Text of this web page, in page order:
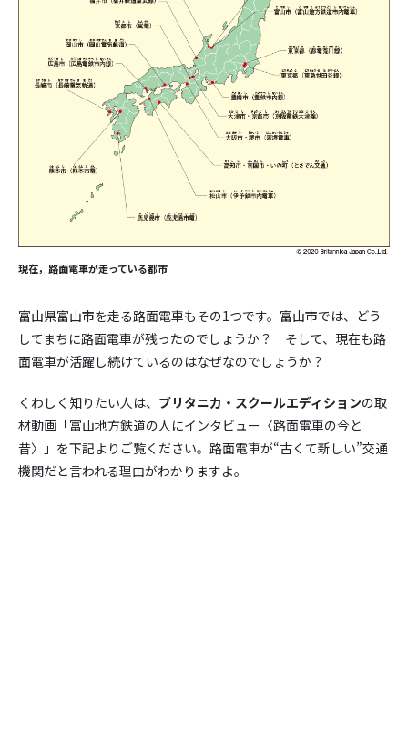
現在，路面電車が走っている都市
富山県富山市を走る路面電車もその1つです。富山市では、どう
してまちに路面電車が残ったのでしょうか？ そして、現在も路
面電車が活躍し続けているのはなぜなのでしょうか？
くわしく知りたい人は、 ブリタニカ・スクールエディションの取
材動画「富山地方鉄道の人にインタビュー〈路面電車の今と
昔〉」を下記よりご覧ください。路面電車が“古くて新しい”交通
機関だと言われる理由がわかりますよ。